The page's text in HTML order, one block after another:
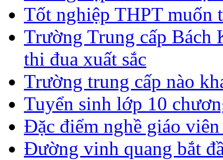
Tốt nghiệp THPT muốn
Trường Trung cấp Bách
thi đua xuất sắc
Trường trung cấp nào
Tuyển sinh lớp 10
Đặc điểm nghề giáo
Đường vinh quang bắt